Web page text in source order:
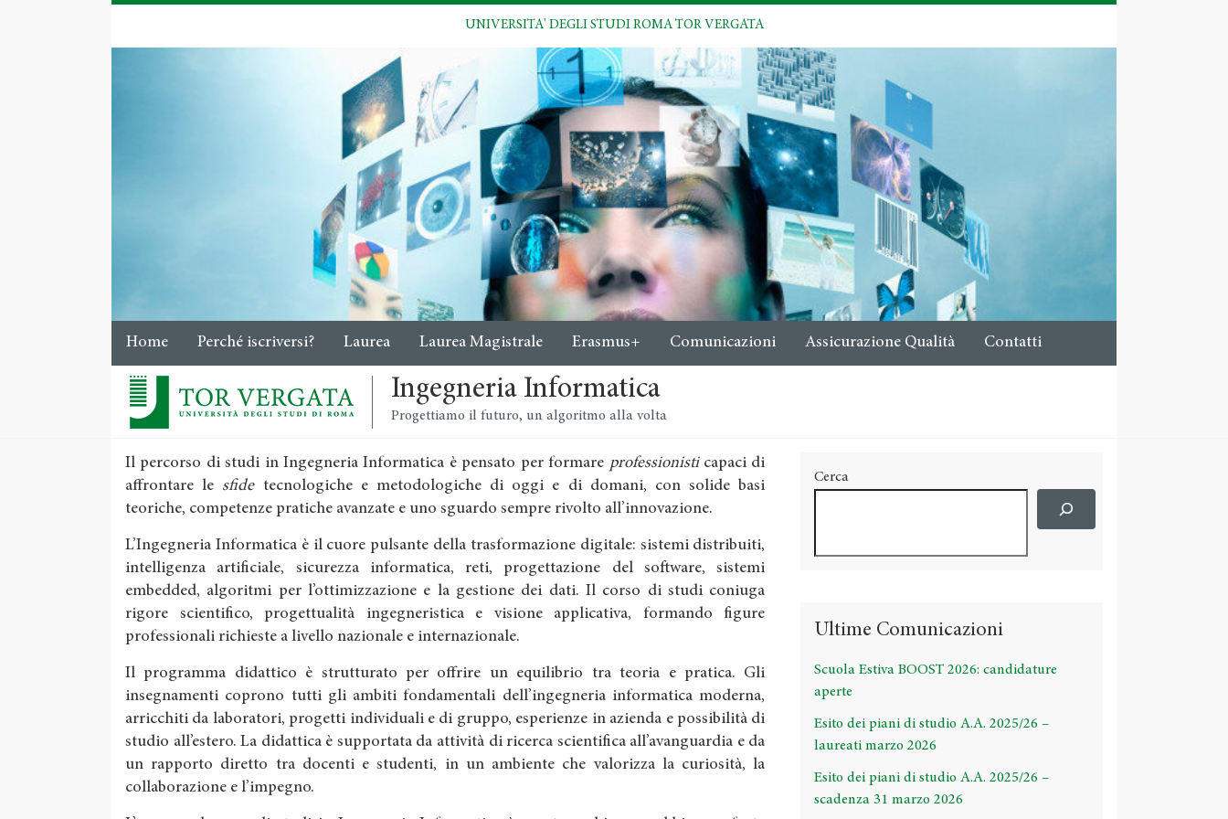
UNIVERSITA' DEGLI STUDI ROMA TOR VERGATA
Home Perché iscriversi? Laurea Laurea Magistrale Erasmus+ Comunicazioni Assicurazione Qualità Contatti
Ingegneria Informatica
Progettiamo il futuro, un algoritmo alla volta
Il percorso di studi in Ingegneria Informatica è pensato per formare professionisticapaci di
affrontare le sfidetecnologiche e metodologiche di oggi e di domani, con solide basi
teoriche, competenze pratiche avanzate e uno sguardo sempre rivolto all’innovazione.
L’Ingegneria Informatica è il cuore pulsante della trasformazione digitale: sistemi distribuiti,
intelligenza artificiale, sicurezza informatica, reti, progettazione del software, sistemi
embedded, algoritmi per l’ottimizzazione e la gestione dei dati. Il corso di studi coniuga
rigore scientifico, progettualità ingegneristica e visione applicativa, formando figure
professionali richieste a livello nazionale e internazionale.
Il programma didattico è strutturato per offrire un equilibrio tra teoria e pratica. Gli
insegnamenti coprono tutti gli ambiti fondamentali dell’ingegneria informatica moderna,
arricchiti da laboratori, progetti individuali e di gruppo, esperienze in azienda e possibilità di
studio all’estero. La didattica è supportata da attività di ricerca scientifica all’avanguardia e da
un rapporto diretto tra docenti e studenti, in un ambiente che valorizza la curiosità, la
collaborazione e l’impegno.
Cerca
Ultime Comunicazioni
Scuola Estiva BOOST 2026: candidature
aperte
Esito dei piani di studio A.A. 2025/26 –
laureati marzo 2026
Esito dei piani di studio A.A. 2025/26 –
scadenza 31 marzo 2026